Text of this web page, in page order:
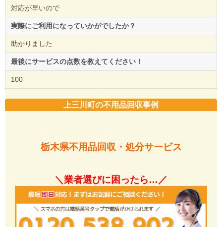
対応が早いので
実際にご利用になっていかがでしたか？
助かりました
最後にサービスの点数を教えてください！
100
上三川町の不用品回収事例
栃木県不用品回収・処分サービス
＼業者選びに困ったら…／